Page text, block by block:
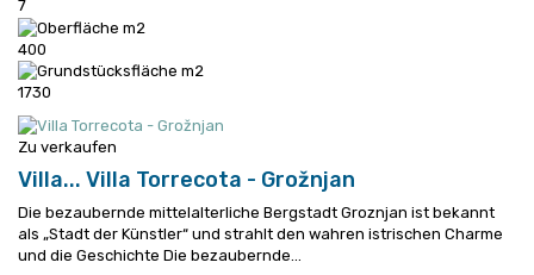
7
400
1730
Zu verkaufen
Villa... Villa Torrecota - Grožnjan
Die bezaubernde mittelalterliche Bergstadt Groznjan ist bekannt
als „Stadt der Künstler“ und strahlt den wahren istrischen Charme
und die Geschichte Die bezaubernde...